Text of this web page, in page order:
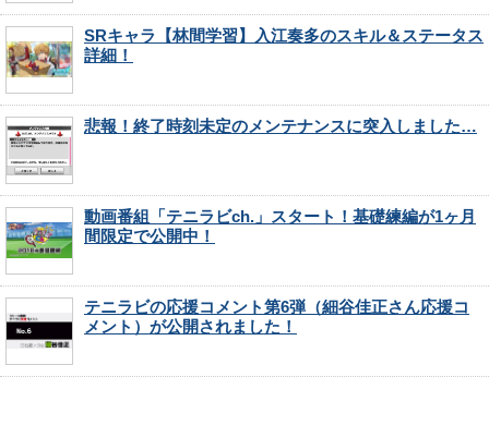
SRキャラ【林間学習】入江奏多のスキル＆ステータス
詳細！
悲報！終了時刻未定のメンテナンスに突入しました…
動画番組「テニラビch.」スタート！基礎練編が1ヶ月
間限定で公開中！
テニラビの応援コメント第6弾（細谷佳正さん応援コ
メント）が公開されました！